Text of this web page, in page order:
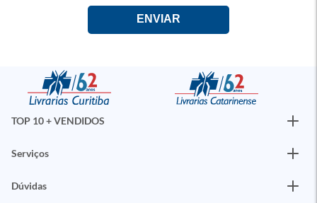
TOP 10 + VENDIDOS
Serviços
Dúvidas